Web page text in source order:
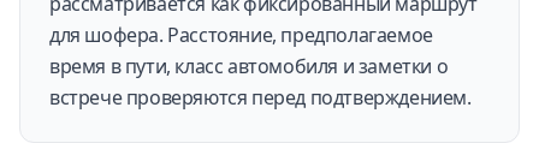
для шофера. Расстояние, предполагаемое
время в пути, класс автомобиля и заметки о
встрече проверяются перед подтверждением.